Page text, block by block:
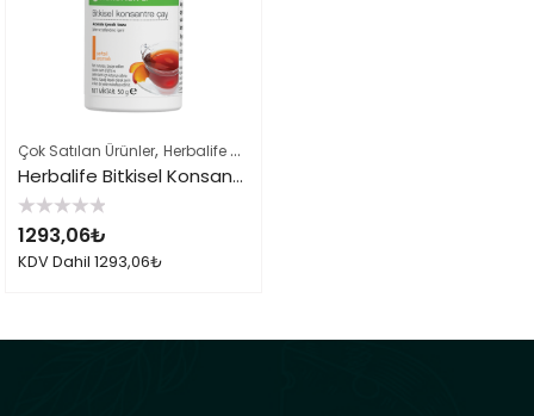
Çok Satılan Ürünler, Herbalife Çayları ve İçeçekler
Herbalife Bitkisel Konsantre Çay 50gr Şeftali
5
üzerinden
0
oy
1293,06₺
KDV Dahil 1293,06₺